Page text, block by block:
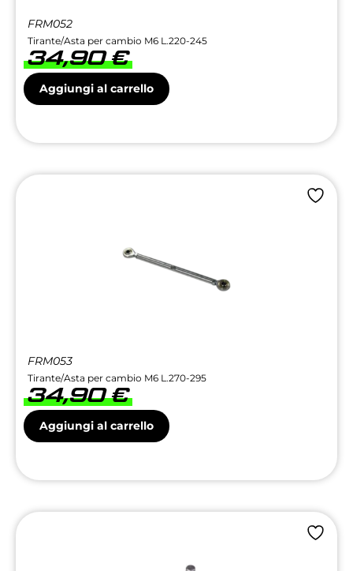
FRM052
Tirante/Asta per cambio M6 L.220-245
34,90€
Aggiungi al carrello
FRM053
Tirante/Asta per cambio M6 L.270-295
34,90€
Aggiungi al carrello